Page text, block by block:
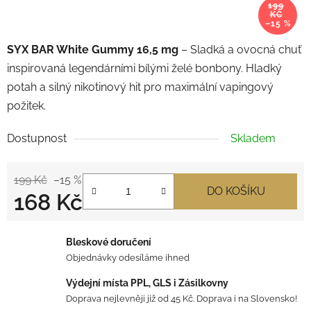
SYX BAR White Gummy 16,5 mg – Sladká a ovocná chuť
inspirovaná legendárními bílými želé bonbony. Hladký
potah a silný nikotinový hit pro maximální vapingový
požitek.
Dostupnost Skladem
199 Kč –15 %
168 Kč DO KOŠÍKU
199
KČ
–15 %
Bleskové doručení
Objednávky odesíláme ihned
Výdejní místa PPL, GLS i Zásilkovny
Doprava nejlevněji již od 45 Kč. Doprava i na Slovensko!